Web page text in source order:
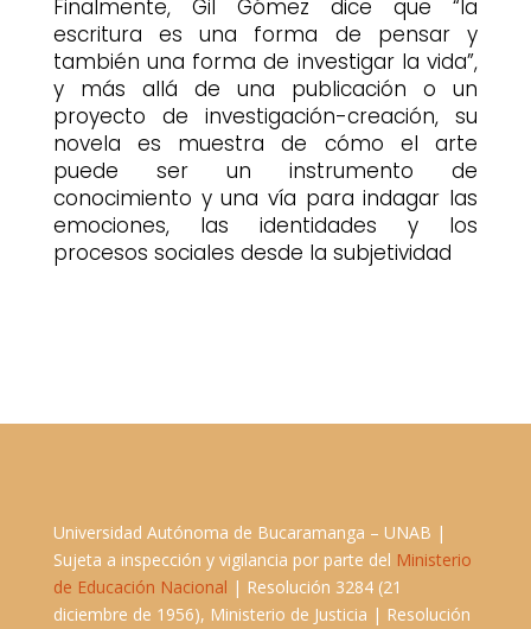
Finalmente, Gil Gómez dice que “la
escritura es una forma de pensar y
también una forma de investigar la vida”,
y más allá de una publicación o un
proyecto de investigación-creación, su
novela es muestra de cómo el arte
puede ser un instrumento de
conocimiento y una vía para indagar las
emociones, las identidades y los
procesos sociales desde la subjetividad
Universidad Autónoma de Bucaramanga – UNAB |
Sujeta a inspección y vigilancia por parte del Ministerio
de Educación Nacional | Resolución 3284 (21
diciembre de 1956), Ministerio de Justicia | Resolución